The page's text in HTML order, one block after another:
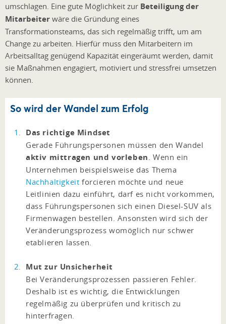
umschlagen. Eine gute Möglichkeit zur Beteiligung der
Mitarbeiter wäre die Gründung eines
Transformationsteams, das sich regelmäßig trifft, um am
Change zu arbeiten. Hierfür muss den Mitarbeitern im
Arbeitsalltag genügend Kapazität eingeräumt werden, damit
sie Maßnahmen engagiert, motiviert und stressfrei umsetzen
können.
So wird der Wandel zum Erfolg
Das richtige Mindset
Gerade Führungspersonen müssen den Wandel
aktiv mittragen und vorleben. Wenn ein
Unternehmen beispielsweise das Thema
Nachhaltigkeit forcieren möchte und neue
Leitlinien dazu einführt, darf es nicht vorkommen,
dass Führungspersonen sich einen Diesel-SUV als
Firmenwagen bestellen. Ansonsten wird sich der
Veränderungsprozess womöglich nur schwer
etablieren lassen.
Mut zur Unsicherheit
Bei Veränderungsprozessen passieren Fehler.
Deshalb ist es wichtig, die Entwicklungen
regelmäßig zu überprüfen und kritisch zu
hinterfragen.